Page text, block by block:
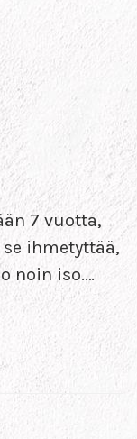
7 vuotta,
ihmetyttää,
noin iso.…